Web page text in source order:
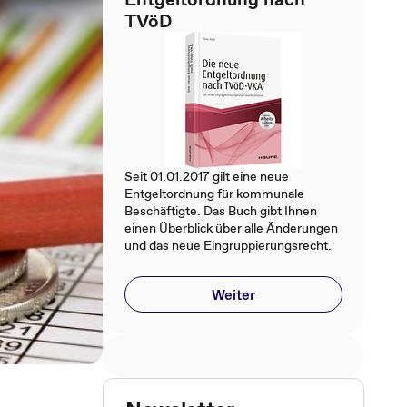
TVöD
Seit 01.01.2017 gilt eine neue
Entgeltordnung für kommunale
Beschäftigte. Das Buch gibt Ihnen
einen Überblick über alle Änderungen
und das neue Eingruppierungsrecht.
Weiter